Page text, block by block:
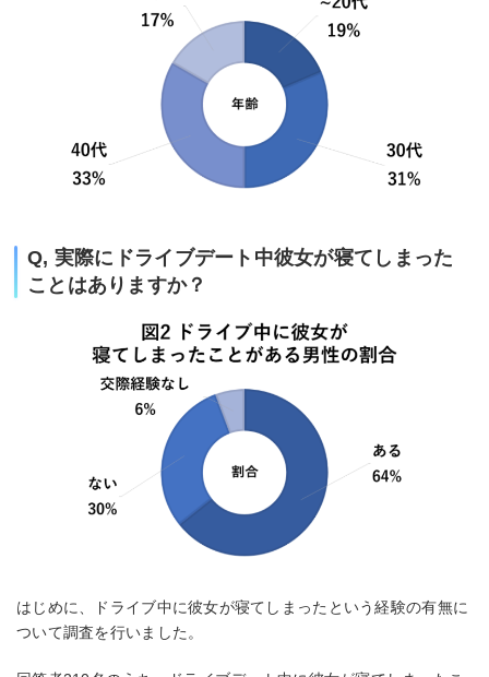
Q, 実際にドライブデート中彼女が寝てしまった
ことはありますか？
はじめに、ドライブ中に彼女が寝てしまったという経験の有無に
ついて調査を行いました。